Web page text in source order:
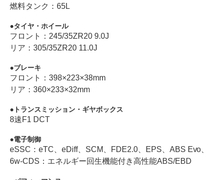
燃料タンク：65L
タイヤ・ホイール
フロント：245/35ZR20 9.0J
リア：305/35ZR20 11.0J
ブレーキ
フロント：398×223×38mm
リア：360×233×32mm
トランスミッション・ギヤボックス
8速F1 DCT
電子制御
eSSC：eTC、eDiff、SCM、FDE2.0、EPS、ABS Evo、
6w-CDS：エネルギー回生機能付き高性能ABS/EBD